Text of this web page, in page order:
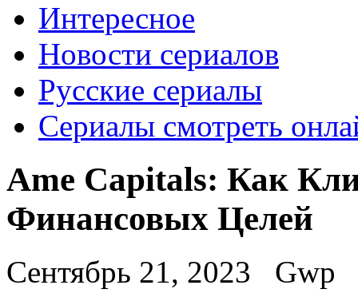
Интересное
Новости сериалов
Русские сериалы
Сериалы смотреть
Ame Capitals: Как
Финансовых Целей
Сентябрь 21, 2023
Gwp